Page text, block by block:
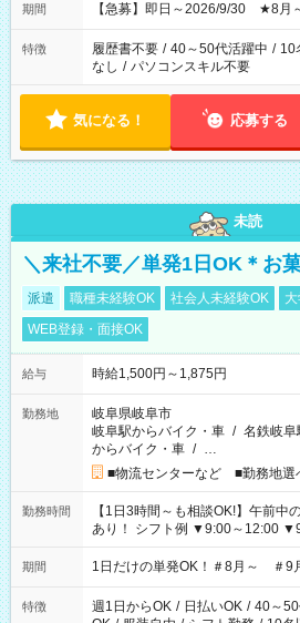
期間 【急募】即日～2026/9/30 ★8月
特徴 履歴書不要 / 40～50代活躍中 / 10
なし / パソコンスキル不要
気になる！ 応募する
未読
＼来社不要／単発1日OK＊お
派遣 職種未経験OK 社会人未経験OK
WEB登録・面接OK
給与 時給1,500円～1,875円
勤務地
岐阜県岐阜市
岐阜駅からバイク・車 / 名鉄岐阜
からバイク・車 / …
■物流センターなど ■勤務地選
勤務時間
【1日3時間～も相談OK!】午前中
あり！ シフト例 ▼9:00～12:00
▼18:00～21:00
期間 1日だけの単発OK！＃8月～ ＃9
特徴 週1日からOK / 日払いOK / 40～